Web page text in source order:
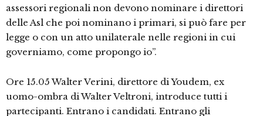
assessori regionali non devono nominare i direttori
delle Asl che poi nominano i primari, si può fare per
legge o con un atto unilaterale nelle regioni in cui
governiamo, come propongo io”.
Ore 15.05 Walter Verini, direttore di Youdem, ex
uomo-ombra di Walter Veltroni, introduce tutti i
partecipanti. Entrano i candidati. Entrano gli